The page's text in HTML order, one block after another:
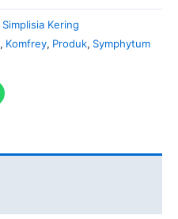
Simplisia Kering
, Komfrey, Produk, Symphytum